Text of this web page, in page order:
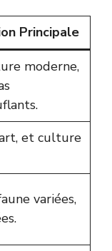
Principale
moderne,
et culture
variées,